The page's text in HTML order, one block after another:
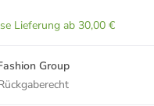
Lieferung ab 30,00 €
Group